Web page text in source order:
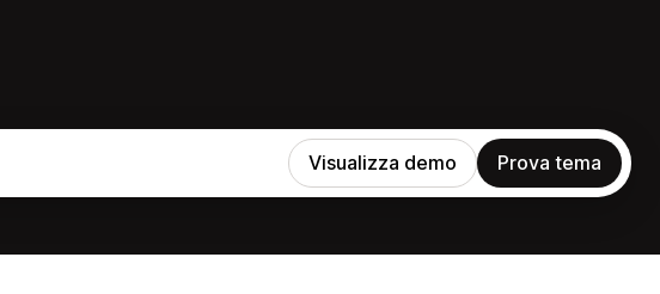
Visualizza demo Prova tema